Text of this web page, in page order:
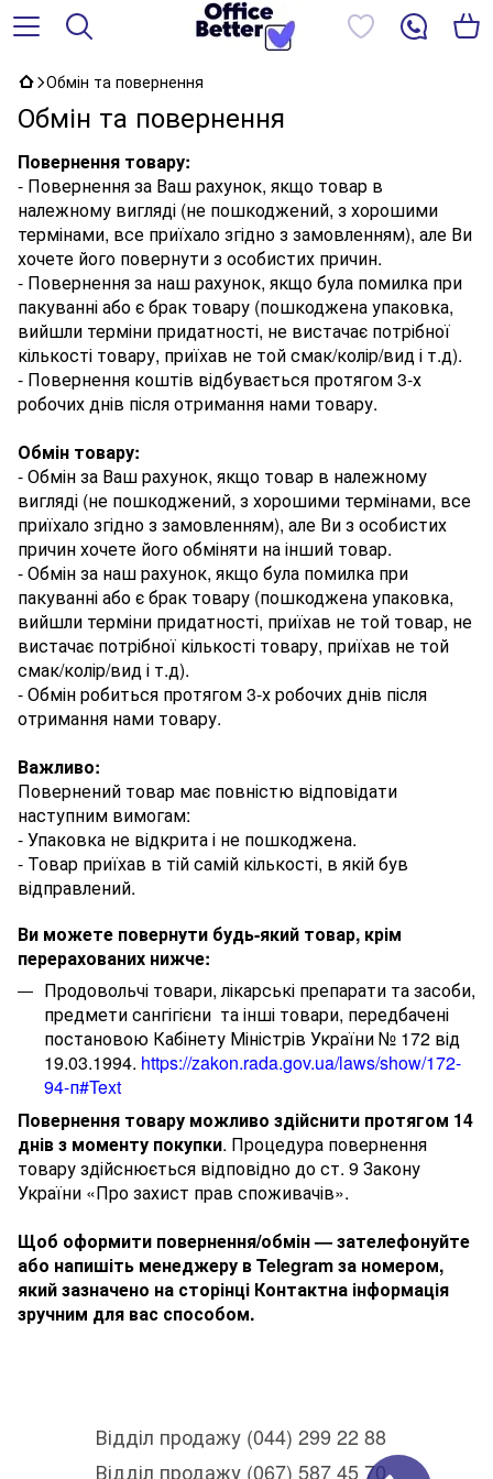
Обмін та повернення
Обмін та повернення
Повернення товару:
- Повернення за Ваш рахунок, якщо товар в
належному вигляді (не пошкоджений, з хорошими
термінами, все приїхало згідно з замовленням), але Ви
хочете його повернути з особистих причин.
- Повернення за наш рахунок, якщо була помилка при
пакуванні або є брак товару (пошкоджена упаковка,
вийшли терміни придатності, не вистачає потрібної
кількості товару, приїхав не той смак/колір/вид і т.д).
- Повернення коштів відбувається протягом 3-х
робочих днів після отримання нами товару.
Обмін товару:
- Обмін за Ваш рахунок, якщо товар в належному
вигляді (не пошкоджений, з хорошими термінами, все
приїхало згідно з замовленням), але Ви з особистих
причин хочете його обміняти на інший товар.
- Обмін за наш рахунок, якщо була помилка при
пакуванні або є брак товару (пошкоджена упаковка,
вийшли терміни придатності, приїхав не той товар, не
вистачає потрібної кількості товару, приїхав не той
смак/колір/вид і т.д).
- Обмін робиться протягом 3-х робочих днів після
отримання нами товару.
Важливо:
Повернений товар має повністю відповідати
наступним вимогам:
- Упаковка не відкрита і не пошкоджена.
- Товар приїхав в тій самій кількості, в якій був
відправлений.
Ви можете повернути будь-який товар, крім
перерахованих нижче:
Продовольчі товари, лікарські препарати та засоби,
предмети сангігієни та інші товари, передбачені
постановою Кабінету Міністрів України № 172 від
19.03.1994. https://zakon.rada.gov.ua/laws/show/172-
94-п#Text
Повернення товару можливо здійснити протягом 14
днів з моменту покупки. Процедура повернення
товару здійснюється відповідно до ст. 9 Закону
України «Про захист прав споживачів».
Щоб оформити повернення/обмін — зателефонуйте
або напишіть менеджеру в Telegram за номером,
який зазначено на сторінці Контактна інформація
зручним для вас способом.
Відділ продажу (044) 299 22 88
Відділ продажу (067) 587 45 70